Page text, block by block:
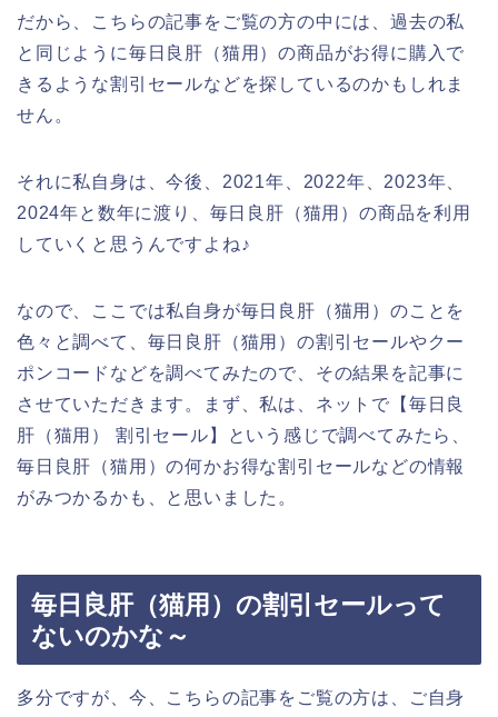
だから、こちらの記事をご覧の方の中には、過去の私
と同じように毎日良肝（猫用）の商品がお得に購入で
きるような割引セールなどを探しているのかもしれま
せん。
それに私自身は、今後、2021年、2022年、2023年、
2024年と数年に渡り、毎日良肝（猫用）の商品を利用
していくと思うんですよね♪
なので、ここでは私自身が毎日良肝（猫用）のことを
色々と調べて、毎日良肝（猫用）の割引セールやクー
ポンコードなどを調べてみたので、その結果を記事に
させていただきます。まず、私は、ネットで【毎日良
肝（猫用） 割引セール】という感じで調べてみたら、
毎日良肝（猫用）の何かお得な割引セールなどの情報
がみつかるかも、と思いました。
毎日良肝（猫用）の割引セールって
ないのかな～
多分ですが、今、こちらの記事をご覧の方は、ご自身